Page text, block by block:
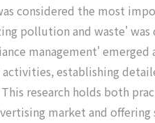
considered the most
pollution and waste'
management'
establishing
research holds both
market and